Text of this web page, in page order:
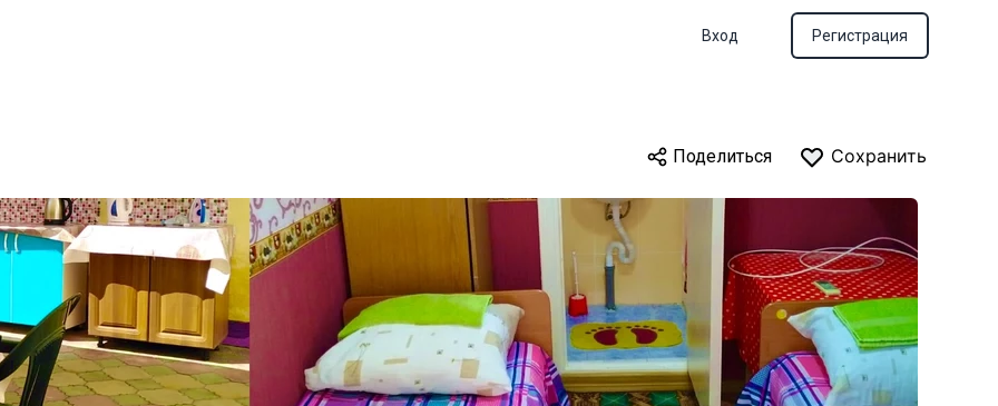
Вход Регистрация
Поделиться Сохранить